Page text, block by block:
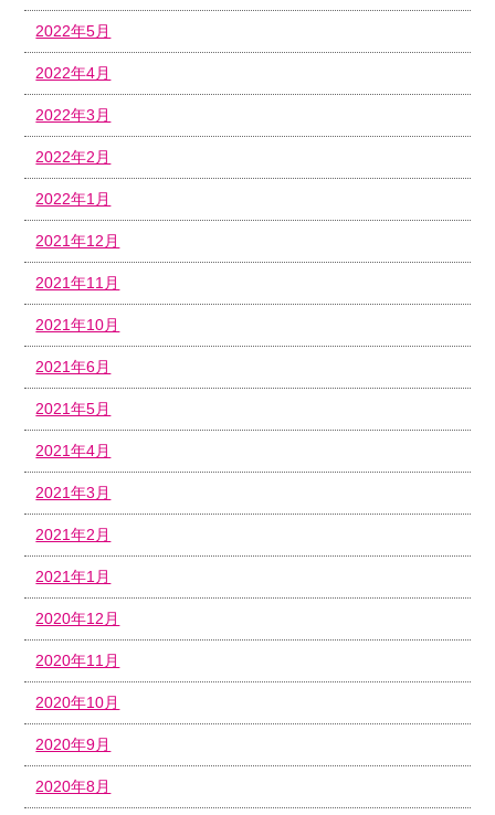
2022年5月
2022年4月
2022年3月
2022年2月
2022年1月
2021年12月
2021年11月
2021年10月
2021年6月
2021年5月
2021年4月
2021年3月
2021年2月
2021年1月
2020年12月
2020年11月
2020年10月
2020年9月
2020年8月